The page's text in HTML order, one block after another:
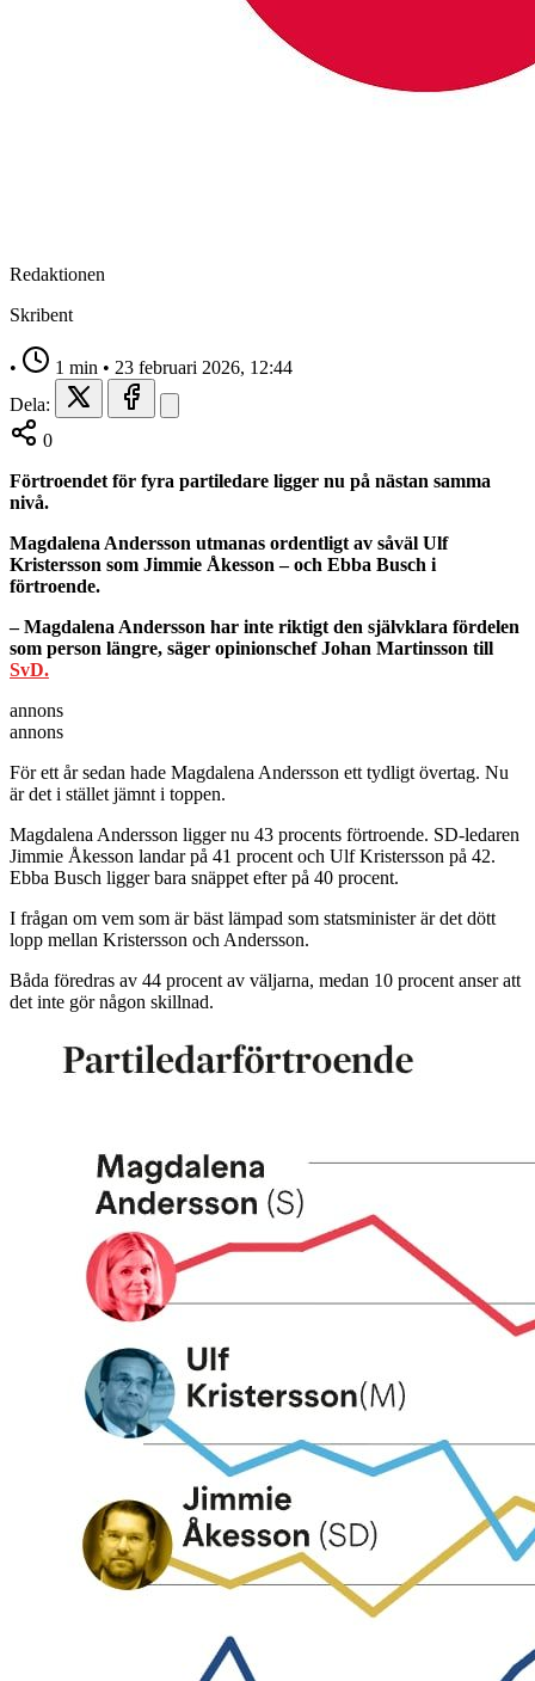
Redaktionen
Skribent
• 1 min • 23 februari 2026, 12:44
Dela:
0
Förtroendet för fyra partiledare ligger nu på nästan samma
nivå.
Magdalena Andersson utmanas ordentligt av såväl Ulf
Kristersson som Jimmie Åkesson – och Ebba Busch i
förtroende.
– Magdalena Andersson har inte riktigt den självklara fördelen
som person längre, säger opinionschef Johan Martinsson till
SvD.
annons
annons
För ett år sedan hade Magdalena Andersson ett tydligt övertag. Nu
är det i stället jämnt i toppen.
Magdalena Andersson ligger nu 43 procents förtroende. SD-ledaren
Jimmie Åkesson landar på 41 procent och Ulf Kristersson på 42.
Ebba Busch ligger bara snäppet efter på 40 procent.
I frågan om vem som är bäst lämpad som statsminister är det dött
lopp mellan Kristersson och Andersson.
Båda föredras av 44 procent av väljarna, medan 10 procent anser att
det inte gör någon skillnad.